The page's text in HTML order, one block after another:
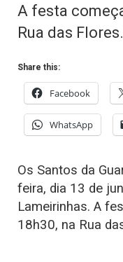
A festa
Rua das Flores.
Share this:
Facebook
WhatsApp
Os Santos da
feira, dia 13 de
Lameirinhas. A
18h30, na Rua